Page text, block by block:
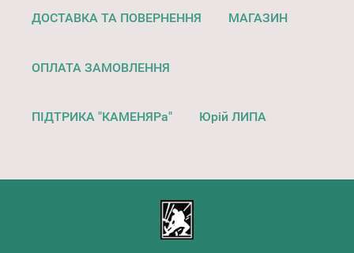
ДОСТАВКА ТА ПОВЕРНЕННЯ МАГАЗИН
ОПЛАТА ЗАМОВЛЕННЯ
ПІДТРИКА "КАМЕНЯРа" Юрій ЛИПА